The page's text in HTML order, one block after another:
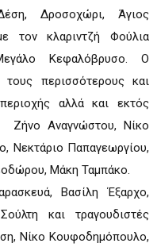
Δροσοχώρι, Άγιος
τον κλαριντζή Φούλια
Κεφαλόβρυσο. Ο
τους περισσότερους και
αλλά και εκτός
Ζήνο Αναγνώστου, Νίκο
Νεκτάριο Παπαγεωργίου,
Μάκη Ταμπάκο.
Βασίλη Έξαρχο,
και τραγουδιστές
Νίκο Κουφοδημόπουλο,